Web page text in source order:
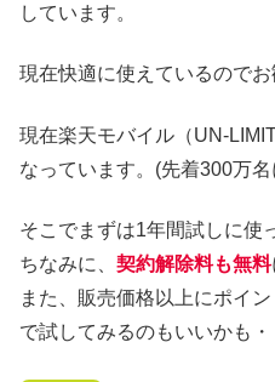
しています。
現在快適に使えているので
現在楽天モバイル（UN-
なっています。(先着300万
そこでまずは1年間試しに使
ちなみに、 契約解除料も無料
また、販売価格以上にポイ
で試してみるのもいいかも・